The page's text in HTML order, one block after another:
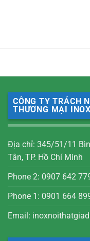
CÔNG TY TRÁCH
THƯƠNG MẠI
Địa chỉ: 345/51/11
Tân, TP. Hồ Chí Minh
Phone 2: 0907 642
Phone 1: 0901 664
Email: